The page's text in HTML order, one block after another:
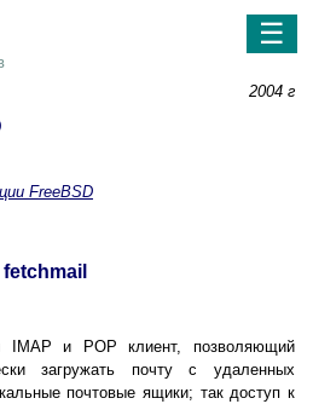
☰
2004 г
FreeBSD
IMAP и POP клиент, позволяющий
загружать почту с удаленных
почтовые ящики; так доступ к